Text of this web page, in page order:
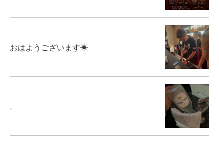
おはようございます☀
.
お気軽にお問い合わせください